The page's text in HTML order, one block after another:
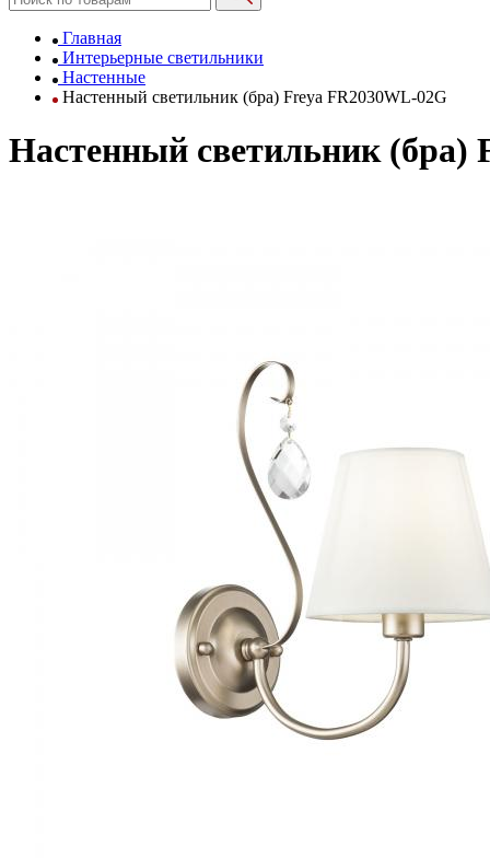
Главная
Интерьерные светильники
Настенные
Настенный светильник (бра) Freya FR2030WL-02G
Настенный светильник (бра)